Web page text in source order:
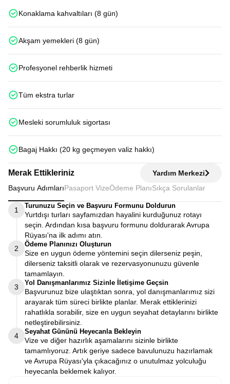
Konaklama kahvaltıları (8 gün)
Akşam yemekleri (8 gün)
Profesyonel rehberlik hizmeti
Tüm ekstra turlar
Mesleki sorumluluk sigortası
Bagaj Hakkı (20 kg geçmeyen valiz hakkı)
Merak Ettikleriniz
Yardım Merkezi
Başvuru AdımlarıPasaport VizeÖdeme Planı Sıkça Sorulanlar
1
Turunuzu Seçin ve Başvuru Formunu Doldurun
Yurtdışı turları sayfamızdan hayalini kurduğunuz rotayı
seçin. Ardından kısa başvuru formunu doldurarak Avrupa
Rüyası'na ilk adımı atın.
2
Ödeme Planınızı Oluşturun
Size en uygun ödeme yöntemini seçin dilerseniz peşin,
dilerseniz taksitli olarak ve rezervasyonunuzu güvenle
tamamlayın.
3
Yol Danışmanlarımız Sizinle İletişime Geçsin
Başvurunuz bize ulaştıktan sonra, yol danışmanlarımız sizi
arayarak tüm süreci birlikte planlar. Merak ettiklerinizi
rahatlıkla sorabilir, size en uygun seyahat detaylarını birlikte
netleştirebilirsiniz.
4
Seyahat Gününü Heyecanla Bekleyin
Vize ve diğer hazırlık aşamalarını sizinle birlikte
tamamlıyoruz. Artık geriye sadece bavulunuzu hazırlamak
ve Avrupa Rüyası'yla çıkacağınız o unutulmaz yolculuğu
heyecanla beklemek kalıyor.